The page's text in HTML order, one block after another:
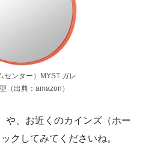
センター）MYST ガレ
（出典：amazon）
や、お近くのカインズ（ホー
クしてみてくださいね。